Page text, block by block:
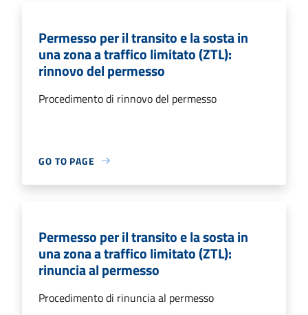
Permesso per il transito e la sosta in
una zona a traffico limitato (ZTL):
rinnovo del permesso
Procedimento di rinnovo del permesso
GO TO PAGE
Permesso per il transito e la sosta in
una zona a traffico limitato (ZTL):
rinuncia al permesso
Procedimento di rinuncia al permesso